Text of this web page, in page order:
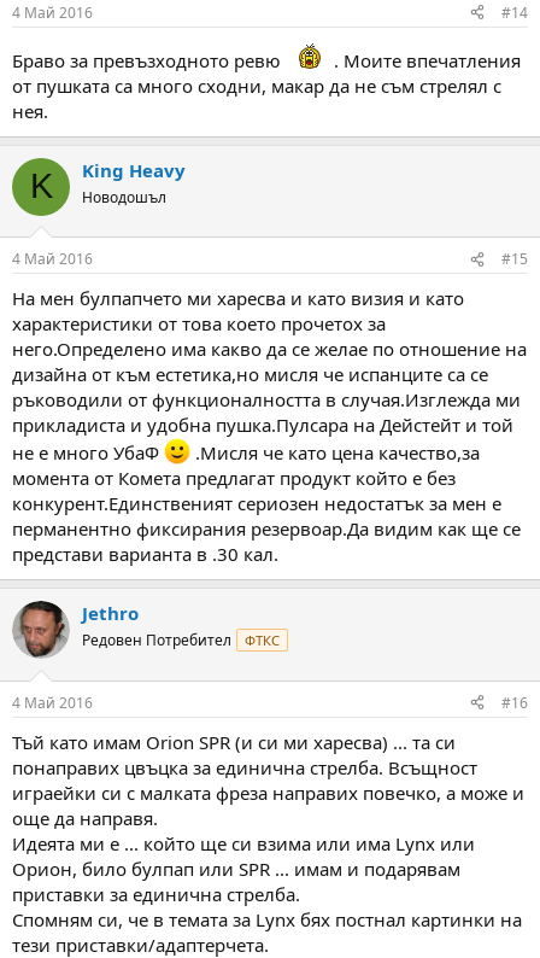
s
4 Май 2016 #14
Браво за превъзходното ревю
. Моите впечатления
от пушката са много сходни, макар да не съм стрелял с
нея.
K King Heavy
Новодошъл
4 Май 2016 #15
На мен булпапчето ми харесва и като визия и като
характеристики от това което прочетох за
него.Определено има какво да се желае по отношение на
дизайна от към естетика,но мисля че испанците са се
ръководили от функционалността в случая.Изглежда ми
прикладиста и удобна пушка.Пулсара на Дейстейт и той
не е много УбаФ
.Мисля че като цена качество,за
момента от Комета предлагат продукт който е без
конкурент.Единственият сериозен недостатък за мен е
перманентно фиксирания резервоар.Да видим как ще се
представи варианта в .30 кал.
Jethro
Редовен Потребител ФТКС
4 Май 2016 #16
Тъй като имам Orion SPR (и си ми харесва) ... та си
понаправих цвъцка за единична стрелба. Всъщност
играейки си с малката фреза направих повечко, а може и
още да направя.
Идеята ми е ... който ще си взима или има Lynx или
Орион, било булпап или SPR ... имам и подарявам
приставки за единична стрелба.
Спомням си, че в темата за Lynx бях постнал картинки на
тези приставки/адаптерчета.